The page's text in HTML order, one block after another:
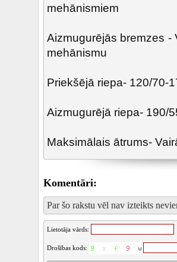
mehānismiem
Aizmugurējās bremzes -
mehānismu
Priekšējā riepa- 120/70-
Aizmugurējā riepa- 190/
Maksimālais ātrums-
Komentāri:
Par šo rakstu vēl nav izteikts
Lietotāja vārds:
Drošības kods: